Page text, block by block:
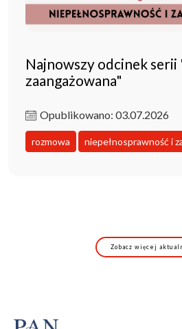
Najnowszy odcinek
zaangażowana"
Opublikowano: 03.07.2026
rozmowa niepełnosprawność i
Zobacz więcej